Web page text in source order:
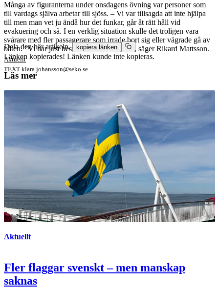
Många av figuranterna under onsdagens övning var personer som
till vardags själva arbetar till sjöss. – Vi var tillsagda att inte hjälpa
till men man vet ju ändå hur det funkar, går åt rätt håll vid
evakuering och så. I en verklig situation skulle det troligen vara
svårare med fler passagerare som irrade bort sig eller vägrade gå av
båten. ”Vi har just beställt mat” och sådant, säger Rikard Mattsson.
Aktuellt
TEXT klara.johansson@seko.se
Dela den här artikeln, kopiera länken
Länken kopierades! Länken kunde inte kopieras.
Läs mer
Aktuellt
Fler flaggar svenskt – men manskap
saknas